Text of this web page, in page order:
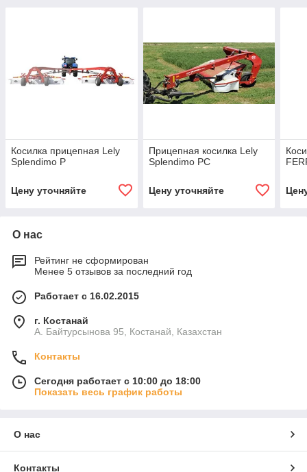
Косилка прицепная Lely
Splendimo P
Цену уточняйте
Прицепная косилка Lely
Splendimo PC
Цену уточняйте
О нас
Рейтинг не сформирован
Менее 5 отзывов за последний год
Работает с 16.02.2015
г. Костанай
А. Байтурсынова 95, Костанай, Казахстан
Контакты
Сегодня работает с 10:00 до 18:00
Показать весь график работы
О нас
Контакты